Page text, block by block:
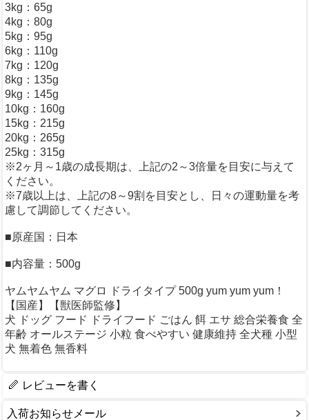
3kg：65g
4kg：80g
5kg：95g
6kg：110g
7kg：120g
8kg：135g
9kg：145g
10kg：160g
15kg：215g
20kg：265g
25kg：315g
※2ヶ月～1歳の成長期は、上記の2～3倍量を目安に与えて
ください。
※7歳以上は、上記の8～9割を目安とし、日々の運動量を考
慮して調節してください。
■原産国：日本
■内容量：500g
ヤムヤムヤム マグロ ドライタイプ 500g yum yum yum！
【国産】【獣医師監修】
犬 ドッグ フード ドライフード ごはん 餌 エサ 総合栄養食 全
年齢 オールステージ 小粒 食べやすい 健康維持 全犬種 小型
犬 無着色 無香料
レビューを書く
入荷お知らせメール